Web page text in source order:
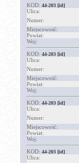
KOD: 44-203 [id]
Ulica:
Numer:
Miejscowość:
Powiat:
Woj:
KOD: 44-203 [id]
Ulica:
Numer:
Miejscowość:
Powiat:
Woj:
KOD: 44-203 [id]
Ulica:
Numer:
Miejscowość:
Powiat:
Woj:
KOD: 44-203 [id]
Ulica: